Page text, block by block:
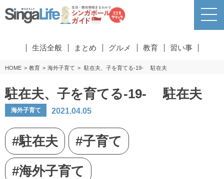
生活全般 まとめ グルメ 教育 習い事
HOME 教育 海外子育て 駐在夫、子を育てる-19- 駐在夫
駐在夫、子を育てる-19- 駐在夫
海外子育て 2021.04.05
#駐在夫
#子育て
#海外子育て